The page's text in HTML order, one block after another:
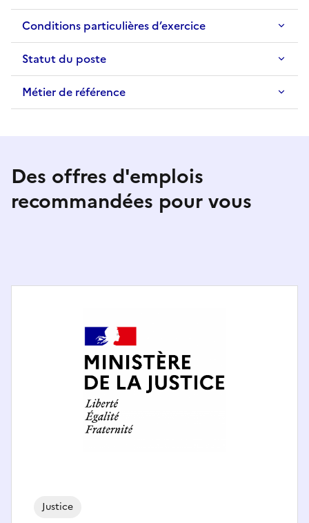
Conditions particulières d’exercice
Statut du poste
Métier de référence
Des offres d'emplois
recommandées pour vous
Justice